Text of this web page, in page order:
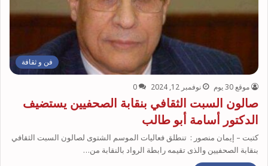
فن و ثقافة
موقع 30 يوم نوفمبر 12, 2024 0
صالون السبت الثقافي بنقابة الصحفيين يستضيف
الدكتور أسامة أبو طالب
كتبت – إيمان منصور : تنطلق فعاليات الموسم الشتوى لصالون السبت الثقافي
بنقابة الصحفيين والذى تقيمه رابطة الرواد بالنقابة من…